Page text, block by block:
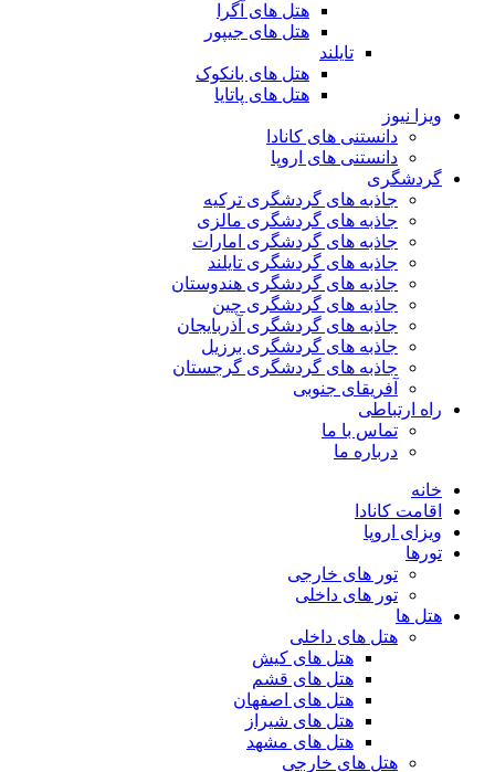
هتل های آگرا
هتل های جیپور
تایلند
هتل های بانکوک
هتل های پاتایا
ویزا نیوز
دانستنی های کانادا
دانستنی های اروپا
گردشگری
جاذبه های گردشگری ترکیه
جاذبه های گردشگری مالزی
جاذبه های گردشگری امارات
جاذبه های گردشگری تایلند
جاذبه های گردشگری هندوستان
جاذبه های گردشگری چین
جاذبه های گردشگری آذربایجان
جاذبه های گردشگری برزیل
جاذبه های گردشگری گرجستان
آفریقای جنوبی
راه ارتباطی
تماس با ما
درباره ما
خانه
اقامت کانادا
ویزای اروپا
تورها
تور های خارجی
تور های داخلی
هتل ها
هتل های داخلی
هتل های کیش
هتل های قشم
هتل های اصفهان
هتل های شیراز
هتل های مشهد
هتل های خارجی